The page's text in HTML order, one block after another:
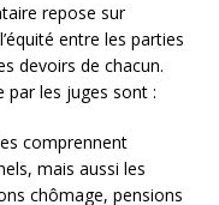
repose sur
entre les parties
devoirs de chacun.
par les juges sont :
comprennent
mais aussi les
chômage, pensions